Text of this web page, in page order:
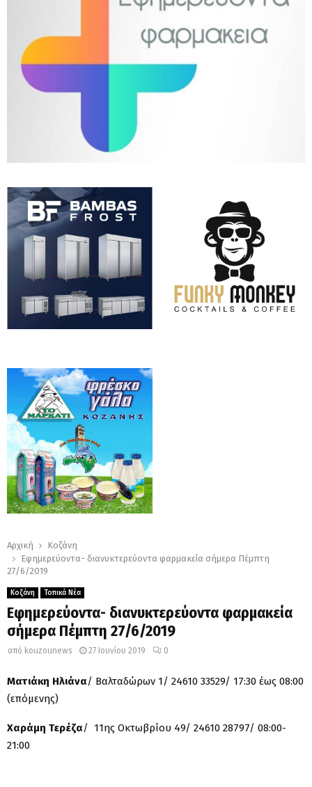
Αρχική
Κοζάνη
Εφημερεύοντα- διανυκτερεύοντα φαρμακεία σήμερα Πέμπτη
27/6/2019
Κοζάνη Τοπικά Νέα
Εφημερεύοντα- διανυκτερεύοντα φαρμακεία
σήμερα Πέμπτη 27/6/2019
από kouzounews 27 Ιουνίου 2019 0
Ματιάκη Ηλιάνα/ Βαλταδώρων 1/ 24610 33529/ 17:30 έως 08:00
(επόμενης)
Χαράμη Τερέζα/ 11ης Οκτωβρίου 49/ 24610 28797/ 08:00-
21:00